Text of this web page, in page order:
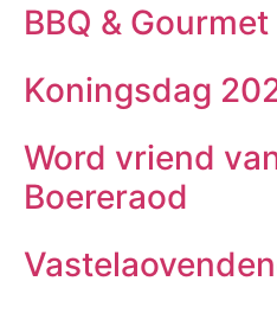
BBQ &
Koningsdag
Word vriend
Boereraod